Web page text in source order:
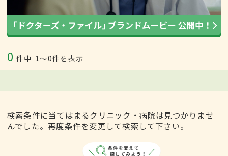
0 件中 1〜0件を表示
検索条件に当てはまるクリニック・病院は見つかりませ
んでした。再度条件を変更して検索して下さい。